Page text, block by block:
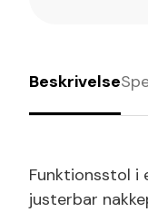
Beskrivelse
Funktionsstol i
justerbar